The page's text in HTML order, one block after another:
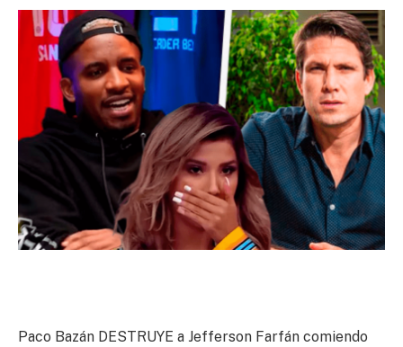
Paco Bazán DESTRUYE a Jefferson Farfán comiendo